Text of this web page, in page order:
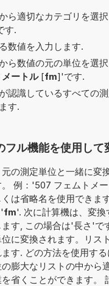
ら適切なカテゴリを選
す.
数値を入力します.
ら数値の元の単位を選
ートル[fm]'です.
認識しているすべての
す.
フル機能を使用し
の測定単位と一緒に変
例：'507 フェムトメー
は省略名を使用できま
fm'. 次に計算機は、変換
す, この場合は'長さ'で
に変換されます。リス
す. どの方法を使用す
膨大なリストの中から
省くことができます。